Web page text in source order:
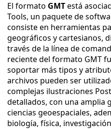
El formato GMTestá
Tools, un paquete de
consiste en herramientas
geográficos y cartesianos,
través de la línea de
reciente del formato GMT
soportar más tipos y
archivos pueden ser
complejas ilustraciones
detallados, con una amplia
ciencias geoespaciales,
biología, física,